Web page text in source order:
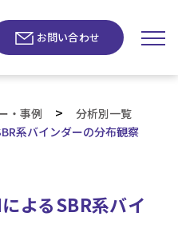
お問い合わせ
・事例 > 分析別一覧
系バインダーの分布観察
よるSBR系バイ